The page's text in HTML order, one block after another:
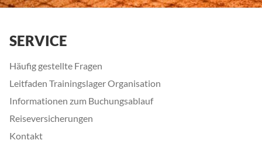
SERVICE
Häufig gestellte Fragen
Leitfaden Trainingslager Organisation
Informationen zum Buchungsablauf
Reiseversicherungen
Kontakt